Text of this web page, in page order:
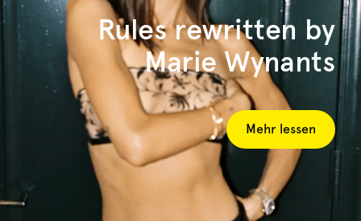
Rules rewritten by
Marie Wynants
Mehr lessen